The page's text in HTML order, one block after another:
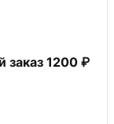
заказ 1200 ₽